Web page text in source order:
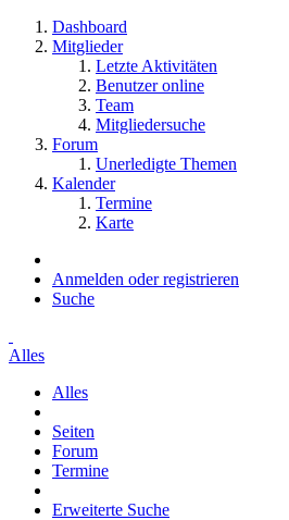
Dashboard
Mitglieder
Letzte Aktivitäten
Benutzer online
Team
Mitgliedersuche
Forum
Unerledigte Themen
Kalender
Termine
Karte
Anmelden oder registrieren
Suche
Alles
Alles
Seiten
Forum
Termine
Erweiterte Suche